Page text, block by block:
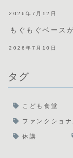
2026年7月12日
もぐもぐベース
2026年7月10日
タグ
こども食堂
ファンクショ
休講